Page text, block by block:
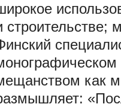
строительстве;
как